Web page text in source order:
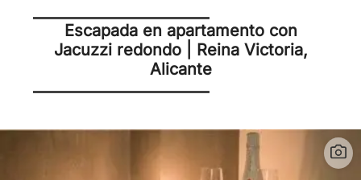
Escapada en apartamento con
Jacuzzi redondo | Reina Victoria,
Alicante